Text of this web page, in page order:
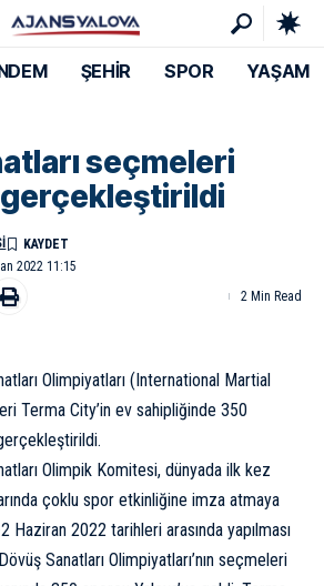
ŞEHİR SPOR YAŞAM
seçmeleri
gerçekleştirildi
2022 11:15
2 Min Read
Olimpiyatları (International Martial
Terma City’in ev sahipliğinde 350
Olimpik Komitesi, dünyada ilk kez
çoklu spor etkinliğine imza atmaya
Haziran 2022 tarihleri arasında yapılması
Sanatları Olimpiyatları’nın seçmeleri